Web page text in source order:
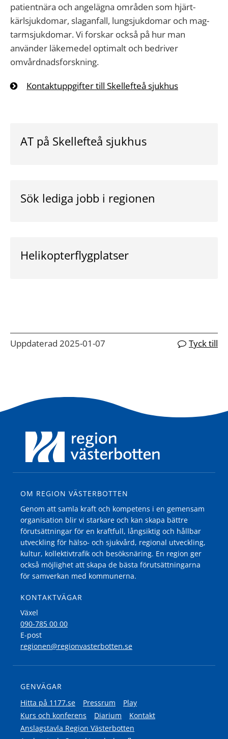
patientnära och angelägna områden som hjärt-
kärlsjukdomar, slaganfall, lungsjukdomar och mag-
tarmsjukdomar. Vi forskar också på hur man
använder läkemedel optimalt och bedriver
omvårdnadsforskning.
Kontaktuppgifter till Skellefteå sjukhus
AT på Skellefteå sjukhus
Sök lediga jobb i regionen
Helikopterflygplatser
Uppdaterad 2025-01-07 Tyck till
OM REGION VÄSTERBOTTEN
Genom att samla kraft och kompetens i en gemensam
organisation blir vi starkare och kan skapa bättre
förutsättningar för en kraftfull, långsiktig och hållbar
utveckling för hälso- och sjukvård, regional utveckling,
kultur, kollektivtrafik och besöksnäring. En region ger
också möjlighet att skapa de bästa förutsättningarna
för samverkan med kommunerna.
KONTAKTVÄGAR
Växel
090-785 00 00
E-post
regionen@regionvasterbotten.se
GENVÄGAR
Hitta på 1177.se
Pressrum
Play
Kurs och konferens
Diarium
Kontakt
Anslagstavla Region Västerbotten